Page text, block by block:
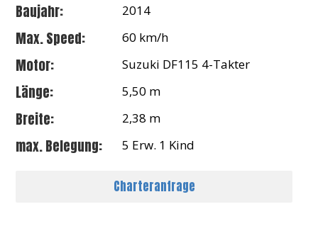
Baujahr: 2014
Max. Speed: 60 km/h
Motor: Suzuki DF115 4-Takter
Länge: 5,50 m
Breite: 2,38 m
max. Belegung: 5 Erw. 1 Kind
Charteranfrage